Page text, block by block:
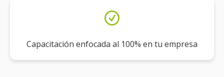
Capacitación enfocada al 100% en tu empresa